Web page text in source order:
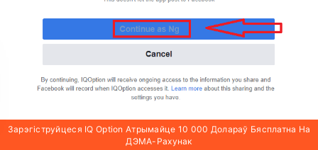
Зарэгіструйцеся IQ Option Атрымайце 10 000 Долараў Бясплатна На
ДЭМА-Рахунак